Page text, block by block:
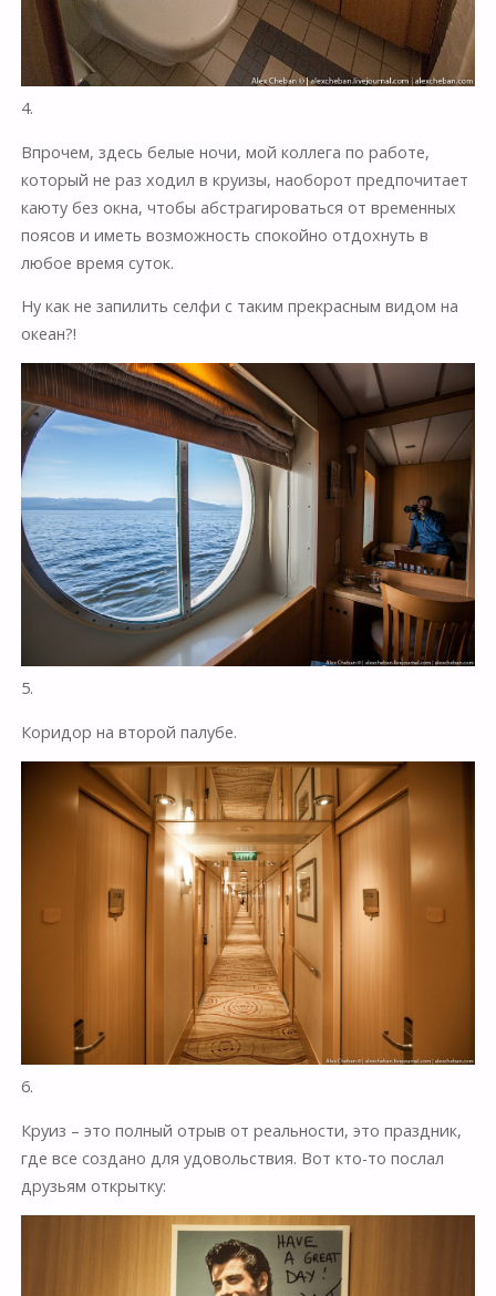
4.
Впрочем, здесь белые ночи, мой коллега по работе,
который не раз ходил в круизы, наоборот предпочитает
каюту без окна, чтобы абстрагироваться от временных
поясов и иметь возможность спокойно отдохнуть в
любое время суток.
Ну как не запилить селфи с таким прекрасным видом на
океан?!
5.
Коридор на второй палубе.
6.
Круиз – это полный отрыв от реальности, это праздник,
где все создано для удовольствия. Вот кто-то послал
друзьям открытку: